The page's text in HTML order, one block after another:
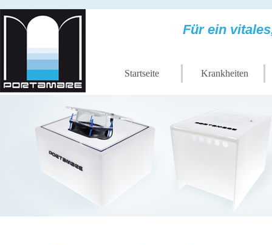
Für ein
Startseite Krankheiten